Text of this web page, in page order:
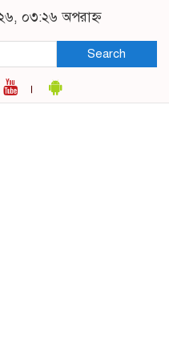
০৩:২৬ অপরাহ্ন
Search